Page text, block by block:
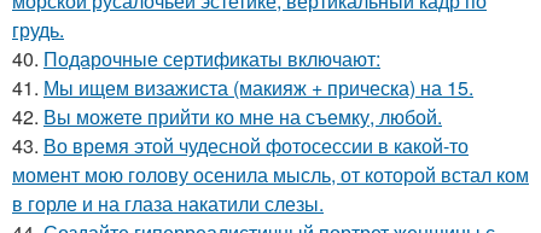
грудь.
40. Подарочные сертификаты включают:
41. Мы ищем визажиста (макияж + прическа) на 15.
42. Вы можете прийти ко мне на съемку, любой.
43. Во время этой чудесной фотосессии в какой-то
момент мою голову осенила мысль, от которой встал ком
в горле и на глаза накатили слезы.